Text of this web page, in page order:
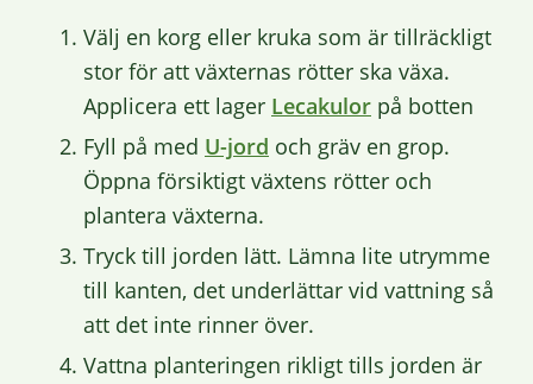
Välj en korg eller kruka som är tillräckligt
stor för att växternas rötter ska växa.
Applicera ett lager Lecakulor på botten
Fyll på med U-jord och gräv en grop.
Öppna försiktigt växtens rötter och
plantera växterna.
Tryck till jorden lätt. Lämna lite utrymme
till kanten, det underlättar vid vattning så
att det inte rinner över.
Vattna planteringen rikligt tills jorden är